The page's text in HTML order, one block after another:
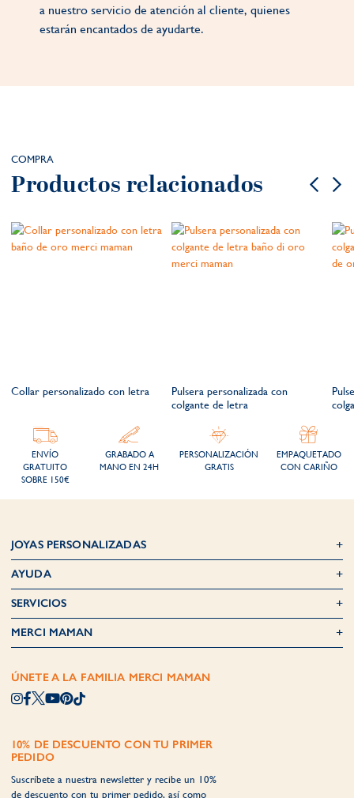
a nuestro servicio de atención al cliente, quienes
estarán encantados de ayudarte.
COMPRA
Productos relacionados
Collar personalizado con letra
Pulsera personalizada con
colgante de letra
ENVÍO
GRATUITO
SOBRE 150€
GRABADO A
MANO EN 24H
PERSONALIZACIÓN
GRATIS
EMPAQUETADO
CON CARIÑO
JOYAS PERSONALIZADAS
AYUDA
SERVICIOS
MERCI MAMAN
ÚNETE A LA FAMILIA MERCI MAMAN
10% DE DESCUENTO CON TU PRIMER
PEDIDO
Suscríbete a nuestra newsletter y recibe un 10%
de descuento con tu primer pedido, así como